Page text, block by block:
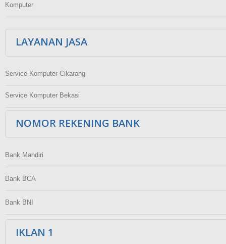
Komputer
LAYANAN JASA
Service Komputer Cikarang
Service Komputer Bekasi
NOMOR REKENING BANK
Bank Mandiri
Bank BCA
Bank BNI
IKLAN 1